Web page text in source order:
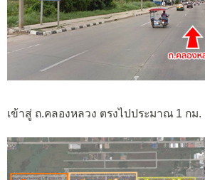
เข้าสู่ ถ.คลองหลวง ตรงไปประมาณ 1 กม.